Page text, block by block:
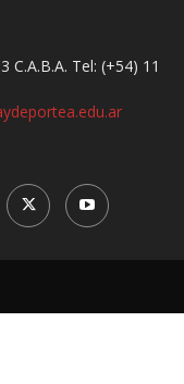
Tel: (+54) 11